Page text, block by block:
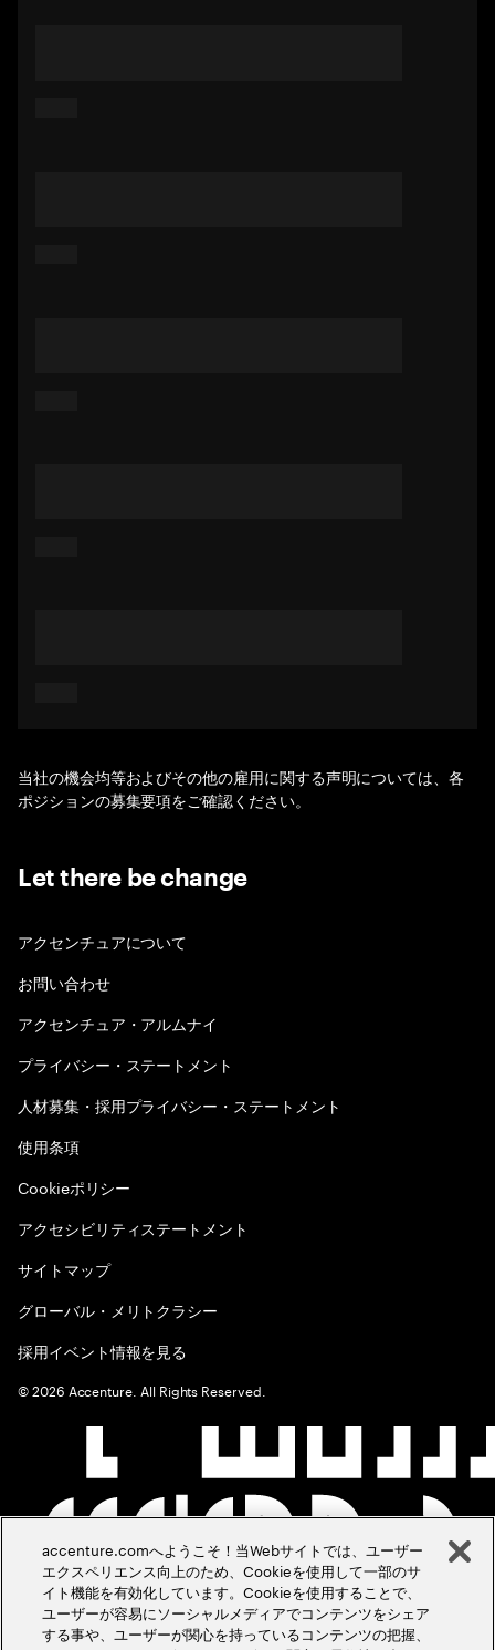
当社の機会均等およびその他の雇用に関する声明については、各
ポジションの募集要項をご確認ください。
Let there be change
アクセンチュアについて
お問い合わせ
アクセンチュア・アルムナイ
プライバシー・ステートメント
人材募集・採用プライバシー・ステートメント
使用条項
Cookieポリシー
アクセシビリティステートメント
サイトマップ
グローバル・メリトクラシー
採用イベント情報を見る
©2026 Accenture. All Rights Reserved.
accenture.comへようこそ！当Webサイトでは、ユーザー
エクスペリエンス向上のため、Cookieを使用して一部のサ
イト機能を有効化しています。Cookieを使用することで、
ユーザーが容易にソーシャルメディアでコンテンツをシェア
する事や、ユーザーが関心を持っているコンテンツの把握、